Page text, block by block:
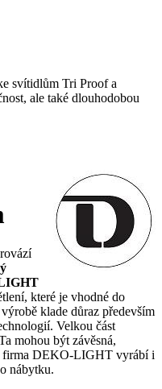
svítidlům Tri Proof a
ale také dlouhodobou
které je vhodné do
klade důraz především
Velkou část
mohou být závěsná,
firma DEKO-LIGHT vyrábí i
nábytku.